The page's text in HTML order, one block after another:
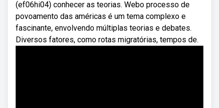
(ef06hi04) conhecer as teorias. Webo processo de
povoamento das américas é um tema complexo e
fascinante, envolvendo múltiplas teorias e debates.
Diversos fatores, como rotas migratórias, tempos de.